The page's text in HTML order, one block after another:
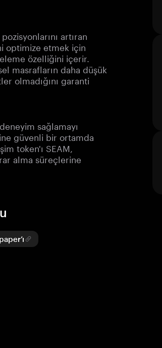
artıran
optimize etmek için
özelliğini içerir.
masrafların daha düşük
olmadığını garanti
sağlamayı
güvenli bir ortamda
token'ı SEAM,
alma süreçlerine